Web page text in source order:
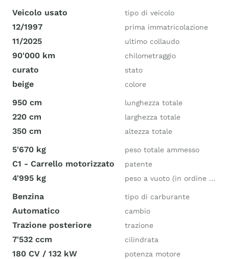
Veicolo usato tipo di veicolo
12/1997 prima immatricolazione
11/2025 ultimo collaudo
90'000 km chilometraggio
curato stato
beige colore
950 cm lunghezza totale
220 cm larghezza totale
350 cm altezza totale
5'670 kg peso totale ammesso
C1 - Carrello motorizzato patente
4'995 kg peso a vuoto (in ordine di marcia)
Benzina tipo di carburante
Automatico cambio
Trazione posteriore trazione
7'532 ccm cilindrata
180 CV / 132 kW potenza motore